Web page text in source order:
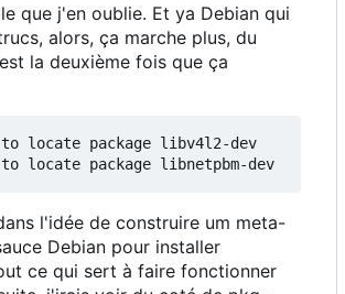
que j'en oublie. Et ya Debian qui
alors, ça marche plus, du
la deuxième fois que ça
to locate package libv4l2-dev
l'idée de construire um meta-
Debian pour installer
ce qui sert à faire fonctionner